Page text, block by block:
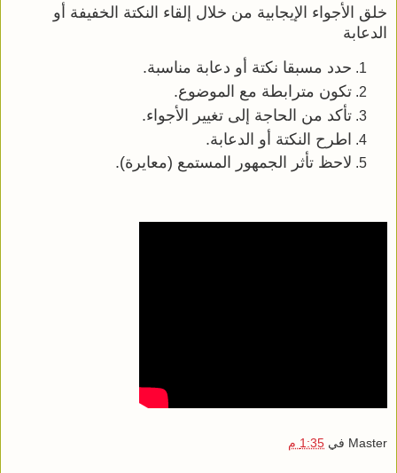
خلق الأجواء الإيجابية من خلال إلقاء النكتة الخفيفة أو
الدعابة
حدد مسبقا نكتة أو دعابة مناسبة.
تكون مترابطة مع الموضوع.
تأكد من الحاجة إلى تغيير الأجواء.
اطرح النكتة أو الدعابة.
لاحظ تأثر الجمهور المستمع (معايرة).
Master في 1:35 م